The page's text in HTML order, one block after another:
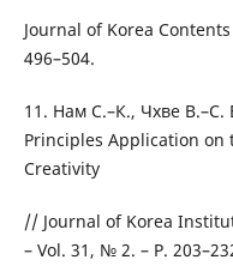
Journal of Korea
496–504.
11. Нам С.–К., Чхве В.–С.
Principles Application on
Creativity
// Journal of Korea
– Vol. 31, № 2. – P.